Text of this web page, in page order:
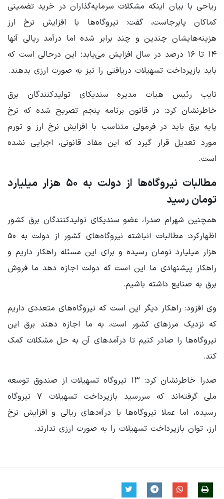
ریاحی با بیان اینکه مشکلات سرمایه‌گذاران در خرید تضمینی
کماکان پابرجاست، گفت: نیروگاه‌ها با افزایش نرخ ارز
هزینه‌هایشان چندین و چند برابر شده اما درآمد ریالی آنها
۱۴ تا ۱۶ درصد در سال افزایش می‌یابد؛ این درحالی است که
باید بازپرداخت تسهیلات دریافتی را نیز به صورت ارزی بدهند.
نایب رئیس هیات مدیره سندیکای تولیدکنندگان برق
خاطرنشان کرد: در قانون برنامه پنجم تصریح شده که نرخ
پایه برق باید در فرمولی متناسب با افزایش نرخ ارز و تورم
مورد تعدیل قرار گیرد که این مفاد قانونی، اجرایی نشده
است.
مطالبات نیروگاه‌ها از دولت به ۵۰ هزار میلیارد
تومان رسید
همچنین شهرام صدرا، عضو سندیکای تولیدکنندگان برق کشور
اظهارکرد: مطالبات انباشته نیروگاه‌های کشور از دولت به ۵۰
هزار میلیارد تومان رسیده و برای این مسئله راهکار داریم و
راهکار پیشنهادی ما این است که دولت اجازه دهد ما فروش
برق به صنایع داشته باشیم.
وی افزود: راهکار دیگر این است که نیروگاه‌های متعددی داریم
که نزدیک مرزهای کشور است، به ما اجازه دهند برق این
نیروگاه‌ها را صادر کنیم تا درآمدهای آن به حل مشکلات کمک
کند.
صدرا خاطرنشان کرد: ۱۳ نیروگاه تسهیلات از صندوق توسعه
ملی گرفته‌اند که سررسید بازپرداخت تسهیلات ۷ نیروگاه
رسیده، اما عملا نیروگاه‌ها با درآ»دهای ریالی و افزایش نرخ
ارز، توان بازپرداخت تسهیلات را به صورت ارزی ندارند.